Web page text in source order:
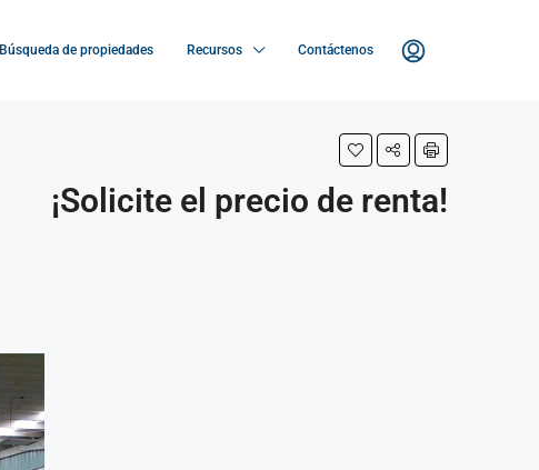
Búsqueda de propiedades Recursos Contáctenos
¡Solicite el precio de renta!